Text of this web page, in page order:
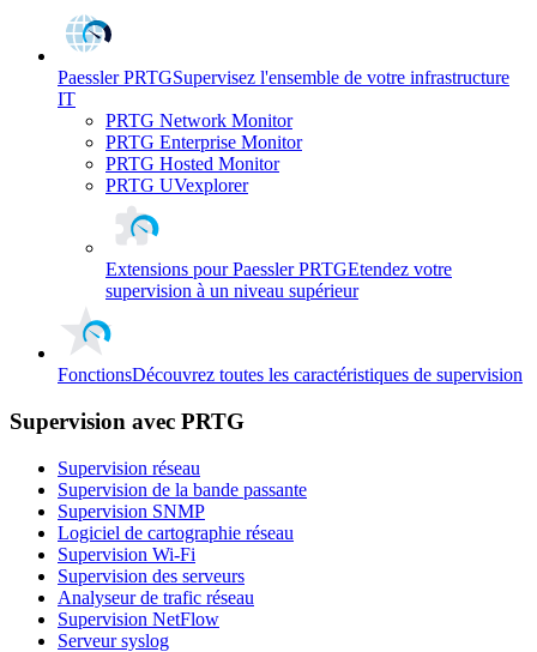
Paessler PRTGSupervisez l'ensemble de votre infrastructure
IT
PRTG Network Monitor
PRTG Enterprise Monitor
PRTG Hosted Monitor
PRTG UVexplorer
Extensions pour Paessler PRTGEtendez votre
supervision à un niveau supérieur
FonctionsDécouvrez toutes les caractéristiques de supervision
Supervision avec PRTG
Supervision réseau
Supervision de la bande passante
Supervision SNMP
Logiciel de cartographie réseau
Supervision Wi-Fi
Supervision des serveurs
Analyseur de trafic réseau
Supervision NetFlow
Serveur syslog